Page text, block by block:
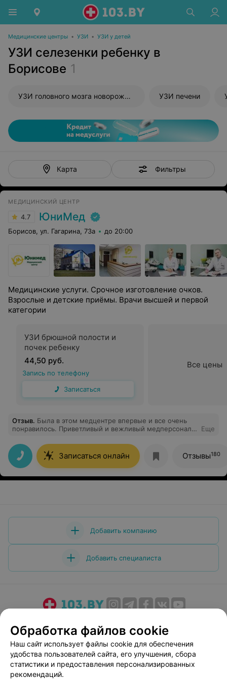
Медицинские центры • УЗИ • УЗИ у детей
УЗИ селезенки ребенку в
Борисове 1
УЗИ головного мозга новорожденного УЗИ печени
Карта Фильтры
МЕДИЦИНСКИЙ ЦЕНТР
4.7 ЮниМед
Борисов, ул. Гагарина, 73а до 20:00
Медицинские услуги. Срочное изготовление очков.
Взрослые и детские приёмы. Врачи высшей и первой
категории
УЗИ брюшной полости и
почек ребенку
44,50 руб.
Запись по телефону
Записаться
Все цены
Отзыв. Была в этом медцентре впервые и все очень
понравилось. Приветливый и вежливый медперсонал,
нет очередей. Спасибо за ваш труд!
Еще
Записаться онлайн Отзывы180
Добавить компанию
Добавить специалиста
Медицинский маркетинг
Публичный договор
Пользовательское соглашение
Способы оплаты
Вакансии
Партнеры
Написать руководителю 103.by
Обработка файлов cookie
Наш сайт использует файлы cookie для обеспечения
удобства пользователей сайта, его улучшения, сбора
статистики и предоставления персонализированных
рекомендаций.